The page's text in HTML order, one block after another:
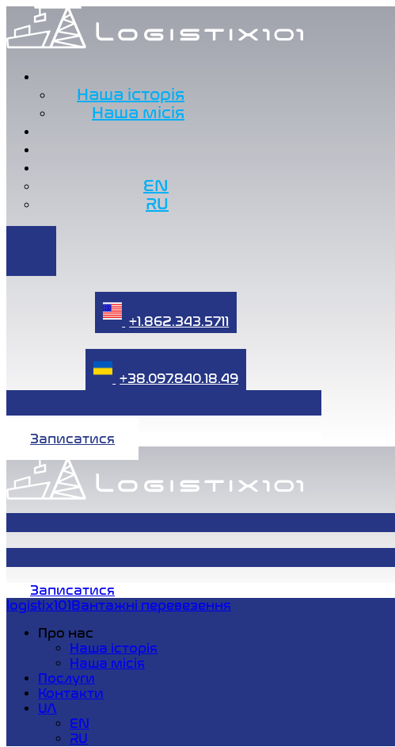
Наша історія
Наша місія
EN
RU
+1.862.343.5711
+38.097.840.18.49
Записатися
Записатися
logistix101Вантажні перевезення
Про нас
Наша історія
Наша місія
Послуги
Контакти
UA
EN
RU